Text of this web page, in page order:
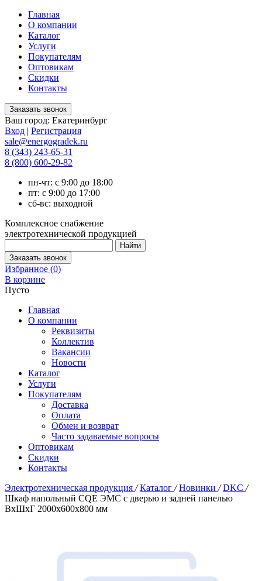
Главная
О компании
Каталог
Услуги
Покупателям
Оптовикам
Скидки
Контакты
Ваш город: Екатеринбург
Вход | Регистрация
sale@energogradek.ru
8 (343) 243-65-31
8 (800) 600-29-82
пн-чт: с 9:00 до 18:00
пт: с 9:00 до 17:00
сб-вс: выходной
Комплексное снабжение
электротехнической продукцией
Избранное (0)
В корзине
Пусто
Главная
О компании
Реквизиты
Коллектив
Вакансии
Новости
Каталог
Услуги
Покупателям
Доставка
Оплата
Обмен и возврат
Часто задаваемые вопросы
Оптовикам
Скидки
Контакты
Электротехническая продукция / Каталог / Новинки / DKC /
Шкаф напольный CQE ЭМС с дверью и задней панелью
ВхШхГ 2000x600x800 мм